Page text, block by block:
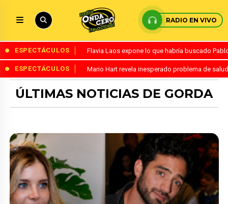
RADIO EN VIVO
ESPECTÁCULOS Flavia Laos expone lo que habría buscado
ESPECTÁCULOS Mario Hart revela inesperado problema de
ÚLTIMAS NOTICIAS DE GORDA